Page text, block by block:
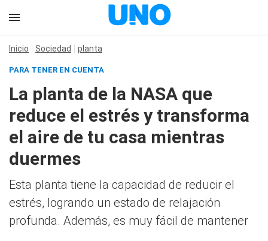
Inicio Sociedad planta
PARA TENER EN CUENTA
La planta de la NASA que
reduce el estrés y transforma
el aire de tu casa mientras
duermes
Esta planta tiene la capacidad de reducir el
estrés, logrando un estado de relajación
profunda. Además, es muy fácil de mantener